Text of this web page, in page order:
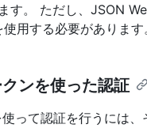
す。 ただし、JSON
使用する必要があります
ンを使った認証
って認証を行うには